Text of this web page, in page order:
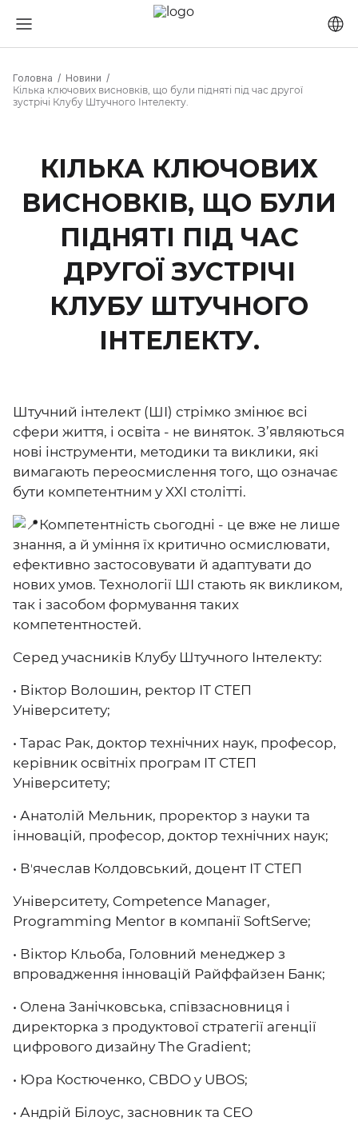
Головна
Новини
Кілька ключових висновків, що були підняті під час другої
зустрічі Клубу Штучного Інтелекту.
КІЛЬКА КЛЮЧОВИХ
ВИСНОВКІВ, ЩО БУЛИ
ПІДНЯТІ ПІД ЧАС
ДРУГОЇ ЗУСТРІЧІ
КЛУБУ ШТУЧНОГО
ІНТЕЛЕКТУ.
Штучний інтелект (ШІ) стрімко змінює всі
сфери життя, і освіта - не виняток. З’являються
нові інструменти, методики та виклики, які
вимагають переосмислення того, що означає
бути компетентним у XXI столітті.
Компетентність сьогодні - це вже не лише
знання, а й уміння їх критично осмислювати,
ефективно застосовувати й адаптувати до
нових умов. Технології ШІ стають як викликом,
так і засобом формування таких
компетентностей.
Серед учасників Клубу Штучного Інтелекту:
• Віктор Волошин, ректор ІТ СТЕП
Університету;
• Тарас Рак, доктор технічних наук, професор,
керівник освітніх програм ІТ СТЕП
Університету;
• Анатолій Мельник, проректор з науки та
інновацій, професор, доктор технічних наук;
• Вʼячеслав Колдовський, доцент ІТ СТЕП
Університету, Competence Manager,
Programming Mentor в компанії SoftServe;
• Віктор Кльоба, Головний менеджер з
впровадження інновацій Райффайзен Банк;
• Олена Занічковська, співзасновниця і
директорка з продуктової стратегії агенції
цифрового дизайну The Gradient;
• Юра Костюченко, CBDO y UBOS;
• Андрій Білоус, засновник та СЕО